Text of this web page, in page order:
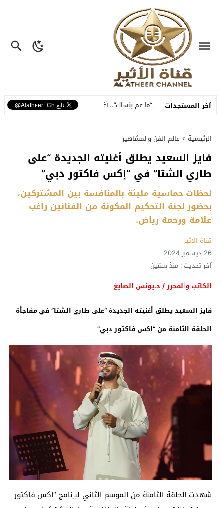
آخر المستجدات
تطلق “ما عم بنساك”.. أغنية مصوّرة تحوّل وجع الفراق إلى رسالة أمل
الرئيسية » عالم الفن والمشاهير
فايز السعيد يطلق أغنيته الجديدة “على
طاري الشتا” في “إكس فاكتور دبي”
لحظات حماسية مليئة بالمنافسة بين المشتركين،
بحضور لجنة التحكيم المكونة من الفنانين راغب
علامة ورحمة رياض.
قناة الأثير
26 ديسمبر 2024
آخر تحديث : منذ سنتين
الكاتب والمحرر / د.يونس الصايغ
فايز السعيد يطلق أغنيته الجديدة “على طاري الشتا” في مفاجأة
الحلقة الثامنة من “إكس فاكتور دبي”
شهدت الحلقة الثامنة من الموسم الثاني لبرنامج “إكس فاكتور